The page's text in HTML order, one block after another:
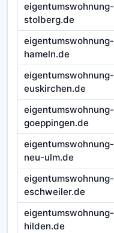
eigentumswohnung-
stolberg.de
eigentumswohnung-
hameln.de
eigentumswohnung-
euskirchen.de
eigentumswohnung-
goeppingen.de
eigentumswohnung-
neu-ulm.de
eigentumswohnung-
eschweiler.de
eigentumswohnung-
hilden.de